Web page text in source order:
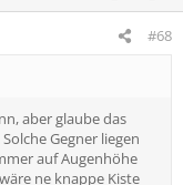
#68
aber glaube das
Gegner liegen
auf Augenhöhe
ne knappe Kiste